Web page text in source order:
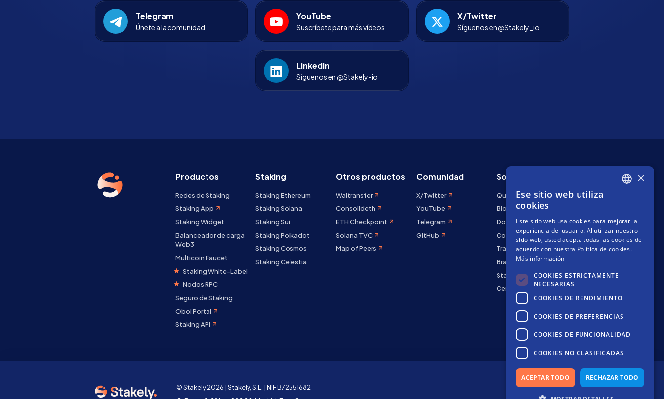
Telegram
Únete a la comunidad
YouTube
Suscríbete para más vídeos
X/Twitter
Síguenos en @Stakely_io
LinkedIn
Síguenos en @Stakely-io
Productos
Redes de Staking
Staking App
Staking Widget
Balanceador de carga
Web3
Multicoin Faucet
Staking White-Label
Nodos RPC
Seguro de Staking
Obol Portal
Staking API
Staking
Staking Ethereum
Staking Solana
Staking Sui
Staking Polkadot
Staking Cosmos
Staking Celestia
Otros productos
Waltransfer
Consolideth
ETH Checkpoint
Solana TVC
Map of Peers
Comunidad
X/Twitter
YouTube
Telegram
GitHub
Sobre Stakely
Quiénes somos
Blog
Docs
Contáctanos
Trabaja con nosotros
Brand kit
Staking Rewards
Centro de seguridad
© Stakely 2026 | Stakely, S.L. | NIF B72551682
Uso de cookies
Términos de Uso
Política de
FRENCH
×
Ese sitio web utiliza
cookies
Este sitio web usa cookies para mejorar la
experiencia del usuario. Al utilizar nuestro
sitio web, usted acepta todas las cookies de
acuerdo con nuestra Política de cookies.
Más información
COOKIES ESTRICTAMENTE
NECESARIAS
COOKIES DE RENDIMIENTO
COOKIES DE PREFERENCIAS
COOKIES DE FUNCIONALIDAD
COOKIES NO CLASIFICADAS
ACEPTAR TODO RECHAZAR TODO